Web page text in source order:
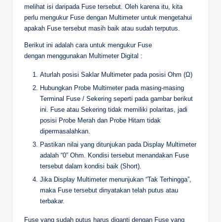
melihat isi daripada Fuse tersebut. Oleh karena itu, kita
perlu mengukur Fuse dengan Multimeter untuk mengetahui
apakah Fuse tersebut masih baik atau sudah terputus.
Berikut ini adalah cara untuk mengukur Fuse
dengan menggunakan Multimeter Digital :
Aturlah posisi Saklar Multimeter pada posisi Ohm (Ω)
Hubungkan Probe Multimeter pada masing-masing
Terminal Fuse / Sekering seperti pada gambar berikut
ini. Fuse atau Sekering tidak memiliki polaritas, jadi
posisi Probe Merah dan Probe Hitam tidak
dipermasalahkan.
Pastikan nilai yang ditunjukan pada Display Multimeter
adalah “0” Ohm. Kondisi tersebut menandakan Fuse
tersebut dalam kondisi baik (Short).
Jika Display Multimeter menunjukan “Tak Terhingga”,
maka Fuse tersebut dinyatakan telah putus atau
terbakar.
Fuse yang sudah putus harus diganti dengan Fuse yang